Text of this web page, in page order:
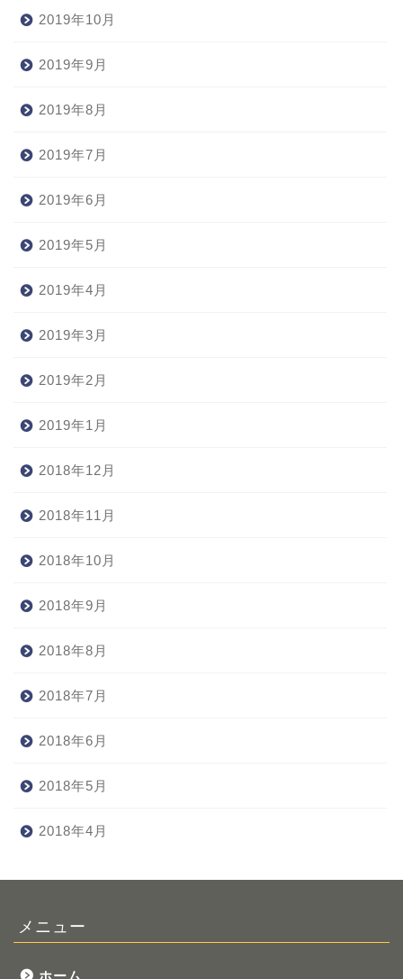
2019年10月
2019年9月
2019年8月
2019年7月
2019年6月
2019年5月
2019年4月
2019年3月
2019年2月
2019年1月
2018年12月
2018年11月
2018年10月
2018年9月
2018年8月
2018年7月
2018年6月
2018年5月
2018年4月
メニュー